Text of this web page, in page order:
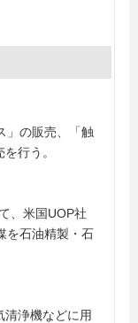
」の販売、「触
行う。
、米国UOP社
を石油精製・石
清浄機などに用